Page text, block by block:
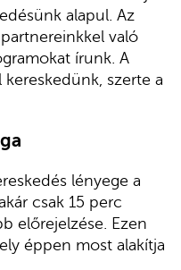
alapul. Az
való
írunk. A
szerte a
lényege a
csak 15 perc
előrejelzése. Ezen
éppen most alakítja